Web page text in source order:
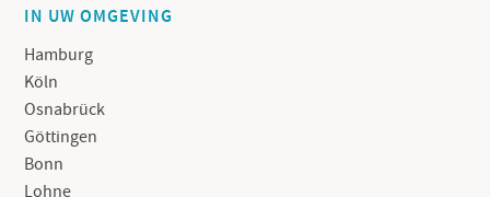
IN UW OMGEVING
Hamburg
Köln
Osnabrück
Göttingen
Bonn
Lohne